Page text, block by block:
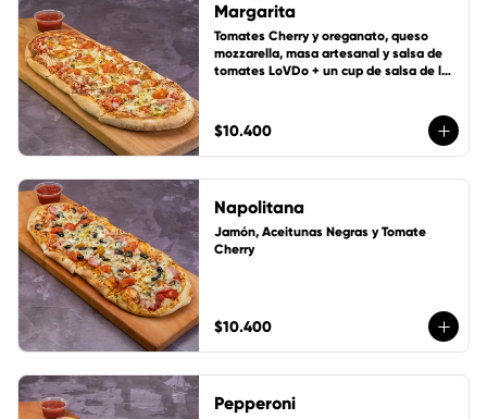
Margarita
Tomates Cherry y oreganato, queso
mozzarella, masa artesanal y salsa de
tomates LoVDo + un cup de salsa de la
$10.400
Napolitana
Jamón, Aceitunas Negras y Tomate
Cherry
$10.400
Pepperoni